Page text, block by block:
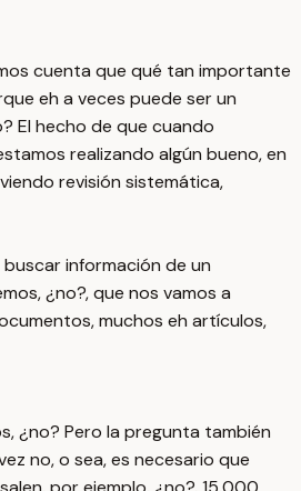
cuenta que qué tan importante
eh a veces puede ser un
El hecho de que cuando
realizando algún bueno, en
revisión sistemática,
información de un
¿no?, que nos vamos a
muchos eh artículos,
¿no? Pero la pregunta también
no, o sea, es necesario que